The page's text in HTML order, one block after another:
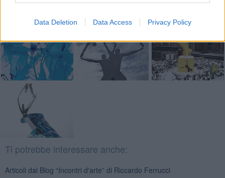
Data Deletion Data Access Privacy Policy
Ti potrebbe interessare anche:
Articoli dal Blog “Incontri d'arte” di Riccardo Ferrucci